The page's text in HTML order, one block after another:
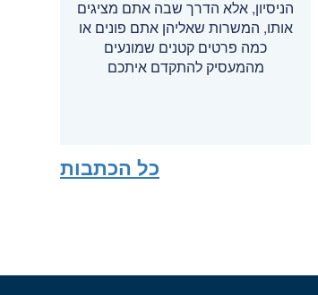
הניסיון, אלא הדרך שבה אתם מציגים
אותו, המשרות שאליהן אתם פונים או
כמה פרטים קטנים שמונעים
מהמעסיק להתקדם איתכם
כל הכתבות